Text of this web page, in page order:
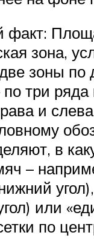
факт:
зона,
зоны по
по три ряда
и
в
–
или
по